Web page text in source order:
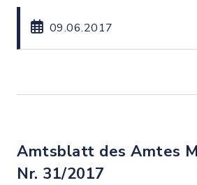
09.06.2017
Amtsblatt des Amtes
Nr. 31/2017